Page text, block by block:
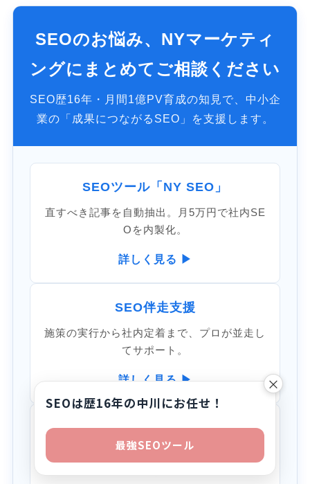
SEOのお悩み、NYマーケティ
ングにまとめてご相談ください
SEO歴16年・月間1億PV育成の知見で、中小企
業の「成果につながるSEO」を支援します。
SEOツール「NY SEO」
直すべき記事を自動抽出。月5万円で社内SE
Oを内製化。
詳しく見る ▶
SEO伴走支援
施策の実行から社内定着まで、プロが並走し
てサポート。
詳しく見る ▶
SEOコンサルティング
戦略設計から改善まで、成果から逆算した本
×
SEOは歴16年の中川にお任せ！
最強SEOツール